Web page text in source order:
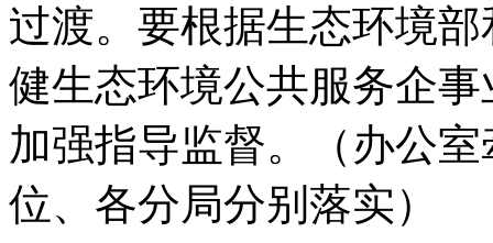
过渡。要根据生态环境
健生态环境公共服务企
加强指导监督。
（办公
位、各分局分别落实）